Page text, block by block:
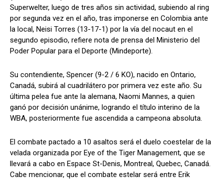
Superwelter, luego de tres años sin actividad, subiendo al ring
por segunda vez en el año, tras imponerse en Colombia ante
la local, Neisi Torres (13-17-1) por la vía del nocaut en el
segundo episodio, refiere nota de prensa del Ministerio del
Poder Popular para el Deporte (Mindeporte).
Su contendiente, Spencer (9-2 / 6 KO), nacido en Ontario,
Canadá, subirá al cuadrilátero por primera vez este año. Su
última pelea fue ante la alemana, Naomi Mannes, a quien
ganó por decisión unánime, logrando el título interino de la
WBA, posteriormente fue ascendida a campeona absoluta.
El combate pactado a 10 asaltos será el duelo coestelar de la
velada organizada por Eye of the Tiger Management, que se
llevará a cabo en Espace St-Denis, Montreal, Quebec, Canadá.
Cabe mencionar, que el combate estelar será entre Erik